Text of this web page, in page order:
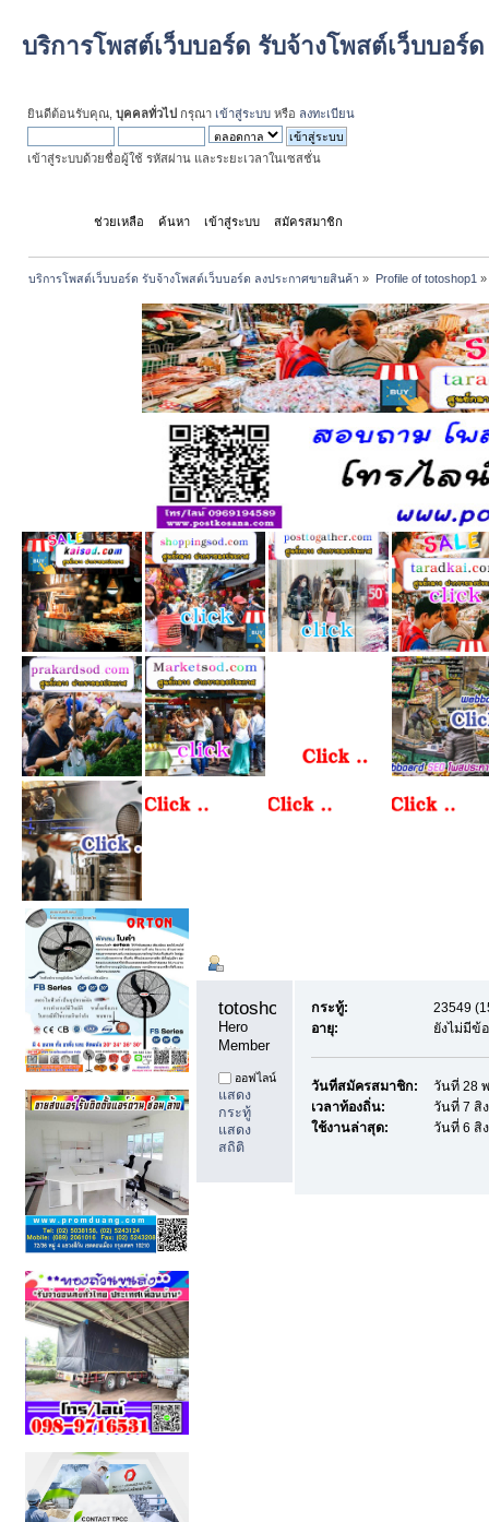
บริการโพสต์เว็บบอร์ด รับจ้างโพสต์เว็บบอร์
ยินดีต้อนรับคุณ, บุคคลทั่วไป กรุณา เข้าสู่ระบบ หรือ ลงทะเบียน
เข้าสู่ระบบด้วยชื่อผู้ใช้ รหัสผ่าน และระยะเวลาในเซสชั่น
ช่วยเหลือ ค้นหา เข้าสู่ระบบ สมัครสมาชิก
บริการโพสต์เว็บบอร์ด รับจ้างโพสต์เว็บบอร์ด ลงประกาศขายสินค้า » Profile of totoshop1 »
Hero
Member
ออฟไลน์
แสดง
กระทู้
แสดง
สถิติ
กระทู้:
23549
อายุ:
ยังไม่มีข้
วันที่สมัครสมาชิก:
วันที่ 28
เวลาท้องถิ่น:
วันที่ 7 สิ
ใช้งานล่าสุด:
วันที่ 6 สิ